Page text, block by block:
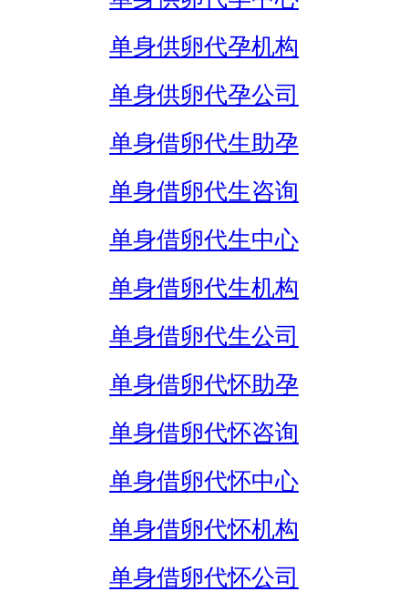
单身供卵代孕机构
单身供卵代孕公司
单身借卵代生助孕
单身借卵代生咨询
单身借卵代生中心
单身借卵代生机构
单身借卵代生公司
单身借卵代怀助孕
单身借卵代怀咨询
单身借卵代怀中心
单身借卵代怀机构
单身借卵代怀公司